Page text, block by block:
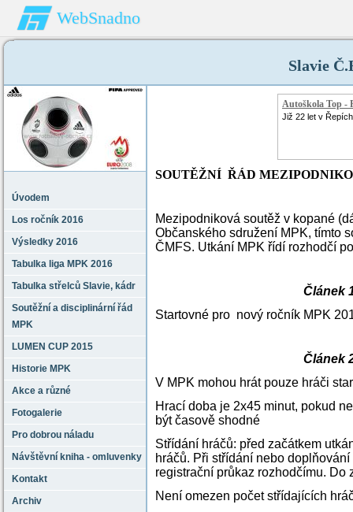
WebSnadno
Slavie
Úvodem
Los ročník 2016
Výsledky 2016
Tabulka liga MPK 2016
Tabulka střelců Slavie‚ kádr
Soutěžní a disciplinární řád
MPK
LUMEN CUP 2015
Historie MPK
Akce a různé
Fotogalerie
Pro dobrou náladu
Návštěvní kniha - omluvenky
Kontakt
Archiv
Autoškola Top -
Již 22 let v
SOUTĚŽNÍ ŘÁD
Mezipodniková soutěž v kopané
Občanského sdružení MPK, tímto
ČMFS. Utkání MPK řídí rozhodčí
Článek
Startovné pro nový ročník MPK
Článek
V MPK mohou hrát pouze hráči
Hrací doba je 2x45 minut, pokud
být časově shodné
Střídání hráčů: před začátkem
hráčů. Při střídání nebo
registrační průkaz rozhodčímu.
Není omezen počet střídajících